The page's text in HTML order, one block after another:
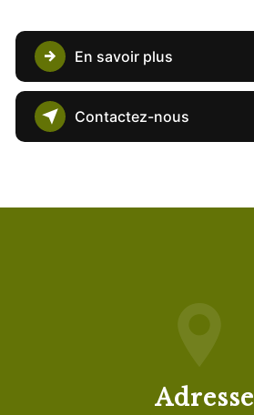
En savoir plus
Contactez-nous
Adresse